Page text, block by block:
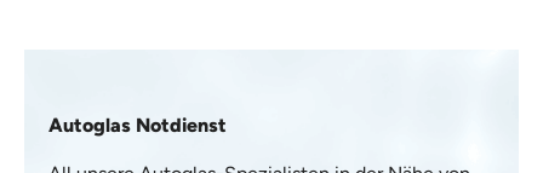
Autoglas Notdienst